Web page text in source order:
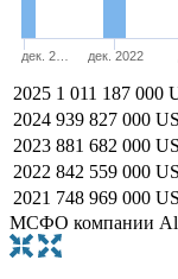
дек. 2… дек. 2022
2025 1 011 187 000
2024 939 827 000
2023 881 682 000
2022 842 559 000
2021 748 969 000
МСФО компании